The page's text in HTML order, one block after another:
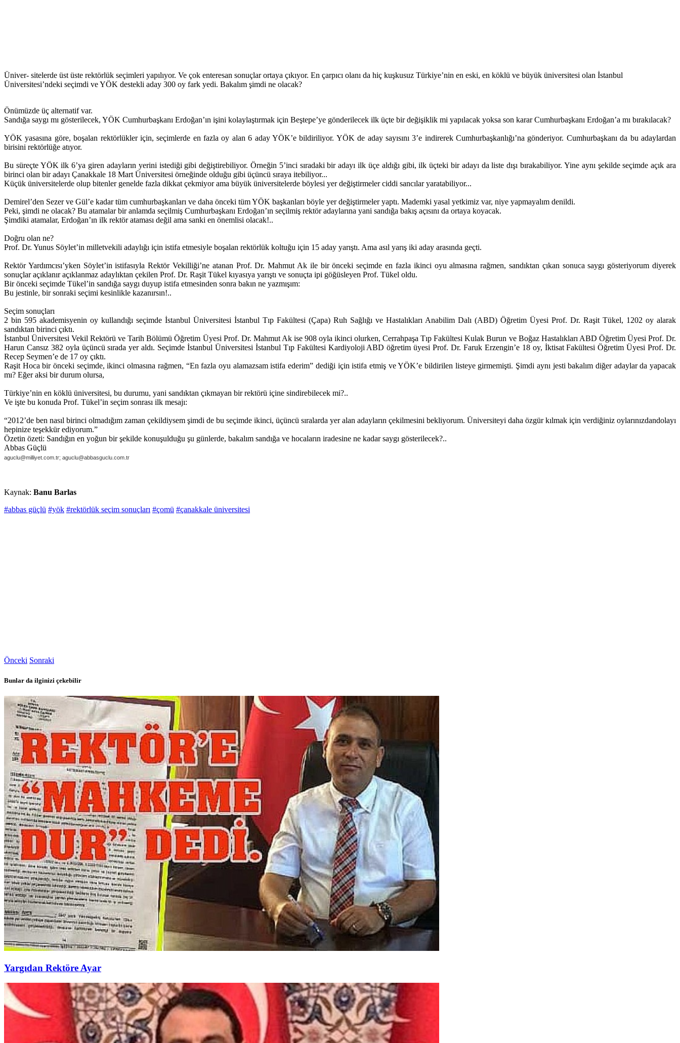
Üniver- sitelerde üst üste rektörlük seçimleri yapılıyor. Ve çok enteresan sonuçlar ortaya çıkıyor. En çarpıcı olanı da hiç kuşkusuz Türkiye’nin en eski, en köklü ve büyük üniversitesi olan İstanbul
Üniversitesi’ndeki seçimdi ve YÖK destekli aday 300 oy fark yedi. Bakalım şimdi ne olacak?
Önümüzde üç alternatif var.
Sandığa saygı mı gösterilecek, YÖK Cumhurbaşkanı Erdoğan’ın işini kolaylaştırmak için Beştepe’ye gönderilecek ilk üçte bir değişiklik mi yapılacak yoksa son karar Cumhurbaşkanı Erdoğan’a mı bırakılacak?
YÖK yasasına göre, boşalan rektörlükler için, seçimlerde en fazla oy alan 6 aday YÖK’e bildiriliyor. YÖK de aday sayısını 3’e indirerek Cumhurbaşkanlığı’na gönderiyor. Cumhurbaşkanı da bu adaylardan
birisini rektörlüğe atıyor.
Bu süreçte YÖK ilk 6’ya giren adayların yerini istediği gibi değiştirebiliyor. Örneğin 5’inci sıradaki bir adayı ilk üçe aldığı gibi, ilk üçteki bir adayı da liste dışı bırakabiliyor. Yine aynı şekilde seçimde açık ara
birinci olan bir adayı Çanakkale 18 Mart Üniversitesi örneğinde olduğu gibi üçüncü sıraya itebiliyor...
Küçük üniversitelerde olup bitenler genelde fazla dikkat çekmiyor ama büyük üniversitelerde böylesi yer değiştirmeler ciddi sancılar yaratabiliyor...
Demirel’den Sezer ve Gül’e kadar tüm cumhurbaşkanları ve daha önceki tüm YÖK başkanları böyle yer değiştirmeler yaptı. Mademki yasal yetkimiz var, niye yapmayalım denildi.
Peki, şimdi ne olacak? Bu atamalar bir anlamda seçilmiş Cumhurbaşkanı Erdoğan’ın seçilmiş rektör adaylarına yani sandığa bakış açısını da ortaya koyacak.
Şimdiki atamalar, Erdoğan’ın ilk rektör ataması değil ama sanki en önemlisi olacak!..
Doğru olan ne?
Prof. Dr. Yunus Söylet’in milletvekili adaylığı için istifa etmesiyle boşalan rektörlük koltuğu için 15 aday yarıştı. Ama asıl yarış iki aday arasında geçti.
Rektör Yardımcısı’yken Söylet’in istifasıyla Rektör Vekilliği’ne atanan Prof. Dr. Mahmut Ak ile bir önceki seçimde en fazla ikinci oyu almasına rağmen, sandıktan çıkan sonuca saygı gösteriyorum diyerek
sonuçlar açıklanır açıklanmaz adaylıktan çekilen Prof. Dr. Raşit Tükel kıyasıya yarıştı ve sonuçta ipi göğüsleyen Prof. Tükel oldu.
Bir önceki seçimde Tükel’in sandığa saygı duyup istifa etmesinden sonra bakın ne yazmışım:
Bu jestinle, bir sonraki seçimi kesinlikle kazanırsın!..
Seçim sonuçları
2 bin 595 akademisyenin oy kullandığı seçimde İstanbul Üniversitesi İstanbul Tıp Fakültesi (Çapa) Ruh Sağlığı ve Hastalıkları Anabilim Dalı (ABD) Öğretim Üyesi Prof. Dr. Raşit Tükel, 1202 oy alarak
sandıktan birinci çıktı.
İstanbul Üniversitesi Vekil Rektörü ve Tarih Bölümü Öğretim Üyesi Prof. Dr. Mahmut Ak ise 908 oyla ikinci olurken, Cerrahpaşa Tıp Fakültesi Kulak Burun ve Boğaz Hastalıkları ABD Öğretim Üyesi Prof. Dr.
Harun Cansız 382 oyla üçüncü sırada yer aldı. Seçimde İstanbul Üniversitesi İstanbul Tıp Fakültesi Kardiyoloji ABD öğretim üyesi Prof. Dr. Faruk Erzengin’e 18 oy, İktisat Fakültesi Öğretim Üyesi Prof. Dr.
Recep Seymen’e de 17 oy çıktı.
Raşit Hoca bir önceki seçimde, ikinci olmasına rağmen, “En fazla oyu alamazsam istifa ederim” dediği için istifa etmiş ve YÖK’e bildirilen listeye girmemişti. Şimdi aynı jesti bakalım diğer adaylar da yapacak
mı? Eğer aksi bir durum olursa,
Türkiye’nin en köklü üniversitesi, bu durumu, yani sandıktan çıkmayan bir rektörü içine sindirebilecek mi?..
Ve işte bu konuda Prof. Tükel’in seçim sonrası ilk mesajı:
“2012’de ben nasıl birinci olmadığım zaman çekildiysem şimdi de bu seçimde ikinci, üçüncü sıralarda yer alan adayların çekilmesini bekliyorum. Üniversiteyi daha özgür kılmak için verdiğiniz oylarınızdandolayı
hepinize teşekkür ediyorum.”
Özetin özeti: Sandığın en yoğun bir şekilde konuşulduğu şu günlerde, bakalım sandığa ve hocaların iradesine ne kadar saygı gösterilecek?..
Abbas Güçlü
aguclu@milliyet.com.tr; aguclu@abbasguclu.com.tr
Kaynak: Banu Barlas
#abbas güçlü #yök #rektörlük seçim sonuçları #çomü #çanakkale üniversitesi
Önceki Sonraki
Bunlar da ilginizi çekebilir
Yargıdan Rektöre Ayar